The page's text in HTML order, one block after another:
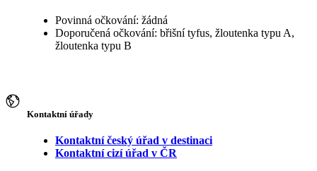
Povinná očkování: žádná
Doporučená očkování: břišní tyfus, žloutenka typu A,
žloutenka typu B
Kontaktní úřady
Kontaktní český úřad v destinaci
Kontaktní cizí úřad v ČR